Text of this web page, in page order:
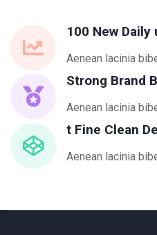
100 New Daily
Aenean lacinia
Strong Brand
Aenean lacinia
t Fine Clean
Aenean lacinia